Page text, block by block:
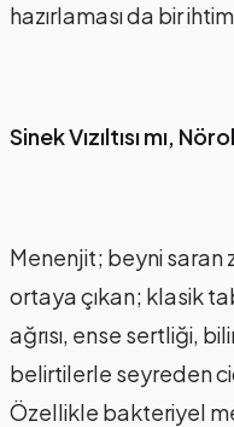
hazırlaması da bir
Sinek Vızıltısı mı,
Menenjit; beyni saran
ortaya çıkan; klasik
ağrısı, ense sertliği,
belirtilerle seyreden
Özellikle bakteriyel